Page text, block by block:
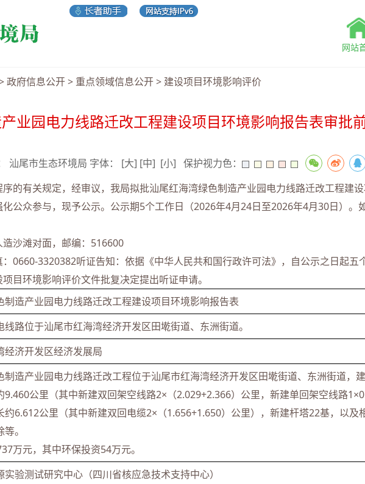
网站
政府信息公开> 重点领域信息公开> 建设项目环境影响评价
业园电力线路迁改工程建设项目环境影响报告表审批
汕尾市生态环境局 字体： [大] [中] [小] 保护视力色：
有关规定，经审议，我局拟批汕尾红海湾绿色制造产业园电力线路迁改工程建
公众参与，现予公示。公示期5个工作日（2026年4月24日至2026年4月30日）。
沙滩对面，邮编：516600
3320382听证告知：依据《中华人民共和国行政许可法》，自公示之日起五
目环境影响评价文件批复决定提出听证申请。
制造产业园电力线路迁改工程建设项目环境影响报告表
路位于汕尾市红海湾经济开发区田墘街道、东洲街道。
经济开发区经济发展局
制造产业园电力线路迁改工程位于汕尾市红海湾经济开发区田墘街道、东洲街道，
9.460公里（其中新建双回架空线路2×（2.029+2.366）公里，新建单回架空线路
约6.612公里（其中新建双回电缆2×（1.656+1.650）公里），新建杆塔22基，以及
。
万元，其中环保投资54万元。
验测试研究中心（四川省核应急技术支持中心）